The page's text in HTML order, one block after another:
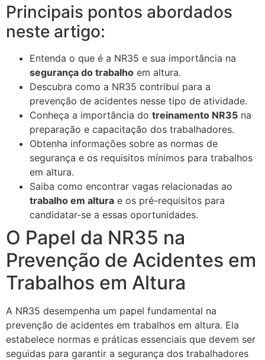
Principais pontos abordados
neste artigo:
Entenda o que é a NR35 e sua importância na
segurança do trabalho em altura.
Descubra como a NR35 contribui para a
prevenção de acidentes nesse tipo de atividade.
Conheça a importância do treinamento NR35 na
preparação e capacitação dos trabalhadores.
Obtenha informações sobre as normas de
segurança e os requisitos mínimos para trabalhos
em altura.
Saiba como encontrar vagas relacionadas ao
trabalho em altura e os pré-requisitos para
candidatar-se a essas oportunidades.
O Papel da NR35 na
Prevenção de Acidentes em
Trabalhos em Altura
A NR35 desempenha um papel fundamental na
prevenção de acidentes em trabalhos em altura. Ela
estabelece normas e práticas essenciais que devem ser
seguidas para garantir a segurança dos trabalhadores